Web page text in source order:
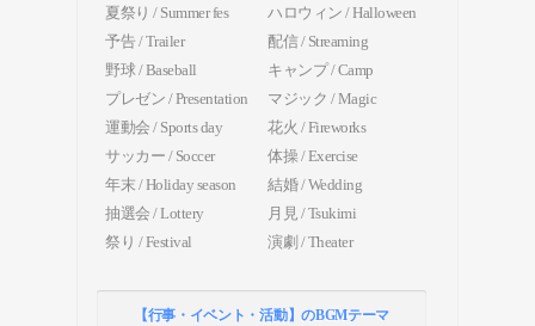
夏祭り / Summer fes
ハロウィン / Halloween
予告 / Trailer
配信 / Streaming
野球 / Baseball
キャンプ / Camp
プレゼン / Presentation
マジック / Magic
運動会 / Sports day
花火 / Fireworks
サッカー / Soccer
体操 / Exercise
年末 / Holiday season
結婚 / Wedding
抽選会 / Lottery
月見 / Tsukimi
祭り / Festival
演劇 / Theater
【行事・イベント・活動】のBGMテーマ